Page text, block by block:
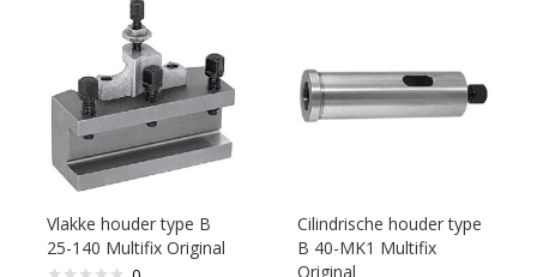
Vlakke houder type B
25-140 Multifix Original
Cilindrische houder type
B 40-MK1 Multifix
Original